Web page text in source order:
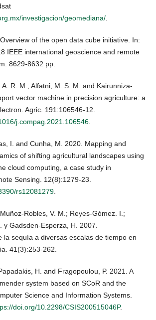
investigacion/geomediana/.
of the open data cube initiative. In:
IEEE international geoscience and remote
8629-8632 pp.
R. M.; Alfatni, M. S. M. and Kairunniza-
vector machine in precision agriculture: a
Agric. 191:106546-12.
j.compag.2021.106546.
I. and Cunha, M. 2020. Mapping and
of shifting agricultural landscapes using
cloud computing, a case study in
Sensing. 12(8):1279-23.
rs12081279.
Robles, V. M.; Reyes-Gómez. I.;
y Gadsden-Esperza, H. 2007.
la sequía a diversas escalas de tiempo en
41(3):253-262.
H. and Fragopoulou, P. 2021. A
system based on SCoR and the
Science and Information Systems.
doi.org/10.2298/CSIS200515046P.